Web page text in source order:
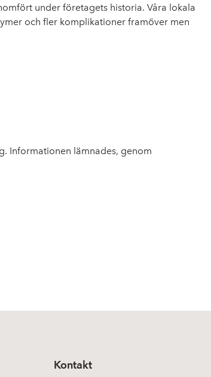
under företagets historia. Våra lokala
och fler komplikationer framöver men
Informationen lämnades, genom
Kontakt